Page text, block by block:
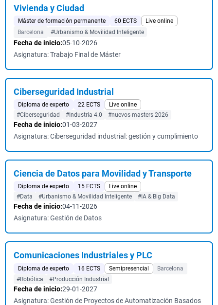
Vivienda y Ciudad
Máster de formación permanente 60 ECTS
Live online
Barcelona
#Urbanismo & Movilidad Inteligente
Fecha de inicio:05-10-2026
Asignatura: Trabajo Final de Máster
Ciberseguridad Industrial
Diploma de experto 22 ECTS
Live online
#Ciberseguridad
#Industria 4.0 #nuevos masters 2026
Fecha de inicio:01-03-2027
Asignatura: Ciberseguridad industrial: gestión y cumplimiento
Ciencia de Datos para Movilidad y Transporte
Diploma de experto 15 ECTS
Live online
#Data
#Urbanismo & Movilidad Inteligente #IA & Big Data
Fecha de inicio:04-11-2026
Asignatura: Gestión de Datos
Comunicaciones Industriales y PLC
Diploma de experto 16 ECTS Semipresencial
Barcelona
#Robótica
#Producción Industrial
Fecha de inicio:29-01-2027
Asignatura: Gestión de Proyectos de Automatización Basados